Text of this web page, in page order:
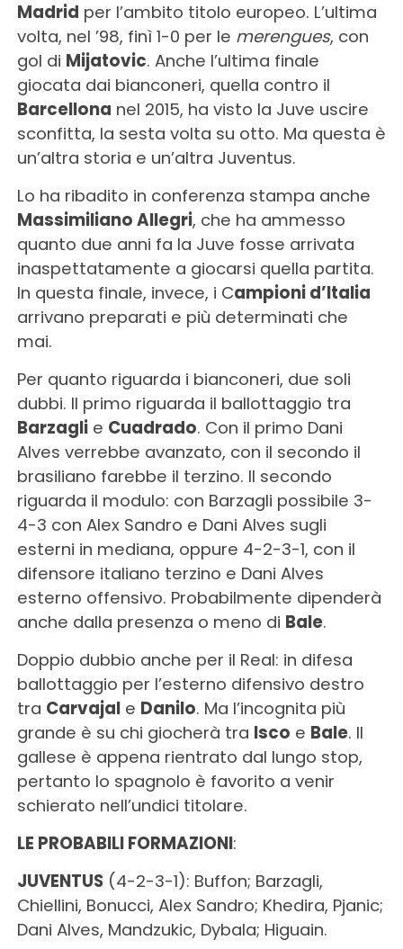
Madrid per l’ambito titolo europeo. L’ultima
volta, nel ’98, finì 1-0 per le merengues, con
gol di Mijatovic. Anche l’ultima finale
giocata dai bianconeri, quella contro il
Barcellona nel 2015, ha visto la Juve uscire
sconfitta, la sesta volta su otto. Ma questa è
un’altra storia e un’altra Juventus.
Lo ha ribadito in conferenza stampa anche
Massimiliano Allegri, che ha ammesso
quanto due anni fa la Juve fosse arrivata
inaspettatamente a giocarsi quella partita.
In questa finale, invece, i Campioni d’Italia
arrivano preparati e più determinati che
mai.
Per quanto riguarda i bianconeri, due soli
dubbi. Il primo riguarda il ballottaggio tra
Barzaglie Cuadrado. Con il primo Dani
Alves verrebbe avanzato, con il secondo il
brasiliano farebbe il terzino. Il secondo
riguarda il modulo: con Barzagli possibile 3-
4-3 con Alex Sandro e Dani Alves sugli
esterni in mediana, oppure 4-2-3-1, con il
difensore italiano terzino e Dani Alves
esterno offensivo. Probabilmente dipenderà
anche dalla presenza o meno di Bale.
Doppio dubbio anche per il Real: in difesa
ballottaggio per l’esterno difensivo destro
tra Carvajale Danilo. Ma l’incognita più
grande è su chi giocherà tra Isco e Bale. Il
gallese è appena rientrato dal lungo stop,
pertanto lo spagnolo è favorito a venir
schierato nell’undici titolare.
LE PROBABILI FORMAZIONI:
JUVENTUS(4-2-3-1): Buffon; Barzagli,
Chiellini, Bonucci, Alex Sandro; Khedira, Pjanic;
Dani Alves, Mandzukic, Dybala; Higuain.